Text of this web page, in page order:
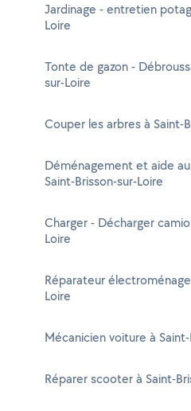
Jardinage - entretien
Loire
Tonte de gazon -
sur-Loire
Couper les arbres à Saint-
Déménagement et aide
Saint-Brisson-sur-Loire
Charger - Décharger
Loire
Réparateur
Loire
Mécanicien voiture à
Réparer scooter à Saint-